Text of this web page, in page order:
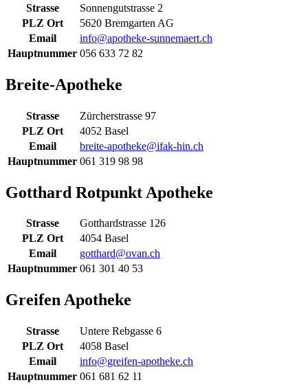
Strasse
Sonnengutstrasse 2
PLZ Ort
5620 Bremgarten AG
Email
info@apotheke-sunnemaert.ch
Hauptnummer 056 633 72 82
Breite-Apotheke
Strasse
Zürcherstrasse 97
PLZ Ort
4052 Basel
Email
breite-apotheke@ifak-hin.ch
Hauptnummer 061 319 98 98
Gotthard Rotpunkt Apotheke
Strasse
Gotthardstrasse 126
PLZ Ort
4054 Basel
Email
gotthard@ovan.ch
Hauptnummer 061 301 40 53
Greifen Apotheke
Strasse
Untere Rebgasse 6
PLZ Ort
4058 Basel
Email
info@greifen-apotheke.ch
Hauptnummer 061 681 62 11